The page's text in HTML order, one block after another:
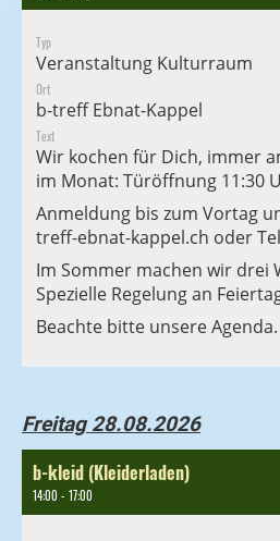
Typ
Veranstaltung Kulturraum
Ort
b-treff Ebnat-Kappel
Text
Wir kochen für Dich, immer
im Monat: Türöffnung 11:30
Anmeldung bis zum Vortag
treff-ebnat-kappel.ch oder
Im Sommer machen wir drei
Spezielle Regelung an
Beachte bitte unsere Agenda.
Freitag 28.08.2026
b-kleid (Kleiderladen)
14:00 - 17:00